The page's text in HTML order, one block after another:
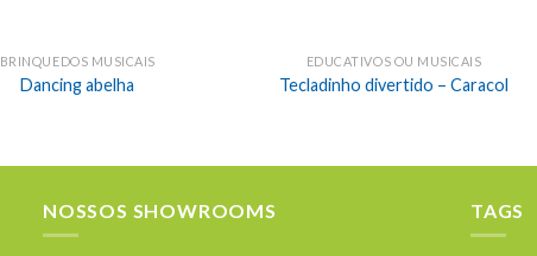
BRINQUEDOS MUSICAIS
Dancing abelha
EDUCATIVOS OU MUSICAIS
Tecladinho divertido – Caracol
NOSSOS SHOWROOMS TAGS